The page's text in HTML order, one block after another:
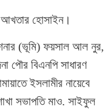
আখতার হোসাইন।
(ভূমি) ফয়সাল আল নুর,
পৌর বিএনপি সাধারণ
ইসলামীর নায়েবে
সভাপতি মাও. সাইফুল